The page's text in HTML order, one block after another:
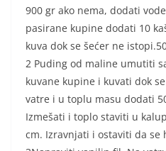
900 gr ako nema, dodati
pasirane kupine dodati 10
kuva dok se šećer ne
2 Puding od maline umutiti
kuvane kupine i kuvati dok
vatre i u toplu masu dodati
Izmešati i toplo staviti u
cm. Izravnjati i ostaviti da se